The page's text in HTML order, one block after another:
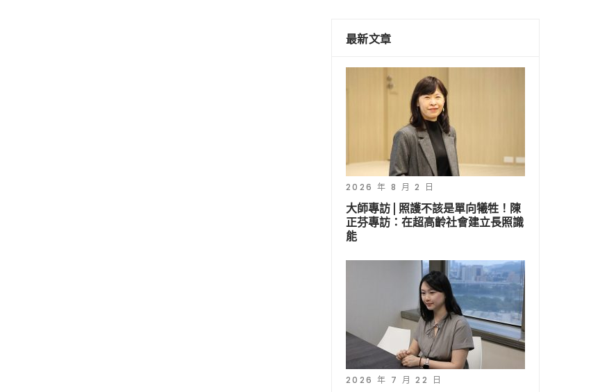
最新文章
2026 年 8 月 2 日
大師專訪 | 照護不該是單向犧牲！陳
正芬專訪：在超高齡社會建立長照識
能
2026 年 7 月 22 日